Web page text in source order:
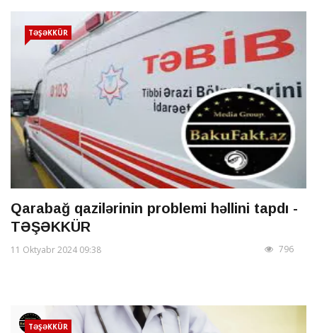
TƏŞƏKKÜR
Qarabağ qazilərinin problemi həllini tapdı -
TƏŞƏKKÜR
11 Oktyabr 2024 09:38 796
TƏŞƏKKÜR